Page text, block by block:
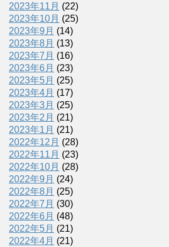
2023年11月 (22)
2023年10月 (25)
2023年9月 (14)
2023年8月 (13)
2023年7月 (16)
2023年6月 (23)
2023年5月 (25)
2023年4月 (17)
2023年3月 (25)
2023年2月 (21)
2023年1月 (21)
2022年12月 (28)
2022年11月 (23)
2022年10月 (28)
2022年9月 (24)
2022年8月 (25)
2022年7月 (30)
2022年6月 (48)
2022年5月 (21)
2022年4月 (21)